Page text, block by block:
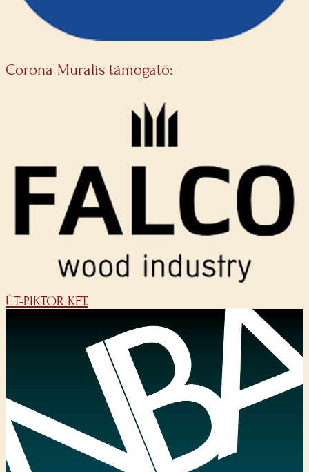
Corona Muralis támogató:
ÚT-PIKTOR KFT.